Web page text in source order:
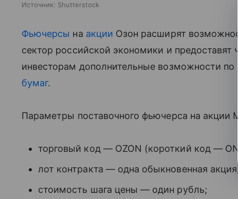
Источник: Shutterstock
Фьючерсы на акции Озон расширят
сектор российской экономики и предоставят
инвесторам дополнительные возможности по
бумаг.
Параметры поставочного фьючерса на акции
торговый код — OZON (короткий код —
лот контракта — одна обыкновенная
стоимость шага цены — один рубль;